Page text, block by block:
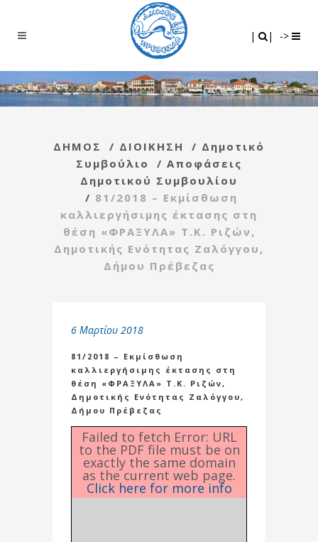
| | ->
ΔΗΜΟΣ / ΔΙΟΙΚΗΣΗ / Δημοτικό
Συμβούλιο
/ Αποφάσεις
Δημοτικού Συμβουλίου
/ 81/2018 – Εκμίσθωση
καλλιεργήσιμης έκτασης στη
θέση «ΦΡΑΞΥΛΑ» Τ.Κ. Ριζών,
Δημοτικής Ενότητας Ζαλόγγου,
Δήμου Πρέβεζας
6 Μαρτίου 2018
81/2018 – Εκμίσθωση
καλλιεργήσιμης έκτασης στη
θέση «ΦΡΑΞΥΛΑ» Τ.Κ. Ριζών,
Δημοτικής Ενότητας Ζαλόγγου,
Δήμου Πρέβεζας
Failed to fetch Error: URL
to the PDF file must be on
exactly the same domain
as the current web page.
Click here for more info